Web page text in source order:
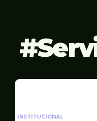
INSTITUCIONAL